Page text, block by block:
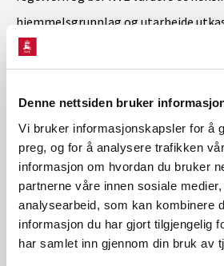
Denne nettsiden bruker
Vi bruker informasjonskapsler for å
preg, og for å analysere trafikken
informasjon om hvordan du bruker
partnerne våre innen sosiale
analysearbeid, som kan kombinere
informasjon du har gjort tilgjengelig
har samlet inn gjennom din bruk av
hjemmelsgrunnlag og utarbeide
regelverk.
NVE har blitt bedt om å legge til
oppgave- og ansvarsfordelingen
Reguleringsmyndigheten for energi
skal være den samme til havs som på
hensiktsmessig.